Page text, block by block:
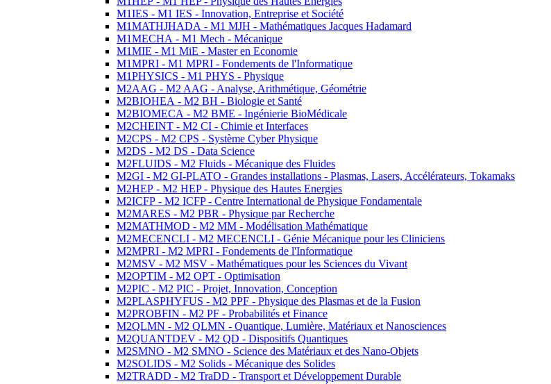
M1IES - M1 IES - Innovation, Entreprise et Société
M1MATHJHADA - M1 MJH - Mathématiques Jacques Hadamard
M1MECHA - M1 Mech - Mécanique
M1MIE - M1 MiE - Master en Economie
M1MPRI - M1 MPRI - Fondements de l'Informatique
M1PHYSICS - M1 PHYS - Physique
M2AAG - M2 AAG - Analyse, Arithmétique, Géométrie
M2BIOHEA - M2 BH - Biologie et Santé
M2BIOMECA - M2 BME - Ingénierie BioMédicale
M2CHEINT - M2 CI - Chimie et Interfaces
M2CPS - M2 CPS - Système Cyber Physique
M2DS - M2 DS - Data Science
M2FLUIDS - M2 Fluids - Mécanique des Fluides
M2GI - M2 GI-PLATO - Grandes installations - Plasmas, Lasers, Accélérateurs, Tokamaks
M2HEP - M2 HEP - Physique des Hautes Energies
M2ICFP - M2 ICFP - Centre International de Physique Fondamentale
M2MARES - M2 PBR - Physique par Recherche
M2MATHMOD - M2 MM - Modélisation Mathématique
M2MECENCLI - M2 MECENCLI - Génie Mécanique pour les Cliniciens
M2MPRI - M2 MPRI - Fondements de l'Informatique
M2MSV - M2 MSV - Mathématiques pour les Sciences du Vivant
M2OPTIM - M2 OPT - Optimisation
M2PIC - M2 PIC - Projet, Innovation, Conception
M2PLASPHYFUS - M2 PPF - Physique des Plasmas et de la Fusion
M2PROBFIN - M2 PF - Probabilités et Finance
M2QLMN - M2 QLMN - Quantique, Lumière, Matériaux et Nanosciences
M2QUANTDEV - M2 QD - Dispositifs Quantiques
M2SMNO - M2 SMNO - Science des Matériaux et des Nano-Objets
M2SOLIDS - M2 Solids - Mécanique des Solides
M2TRADD - M2 TraDD - Transport et Développement Durable